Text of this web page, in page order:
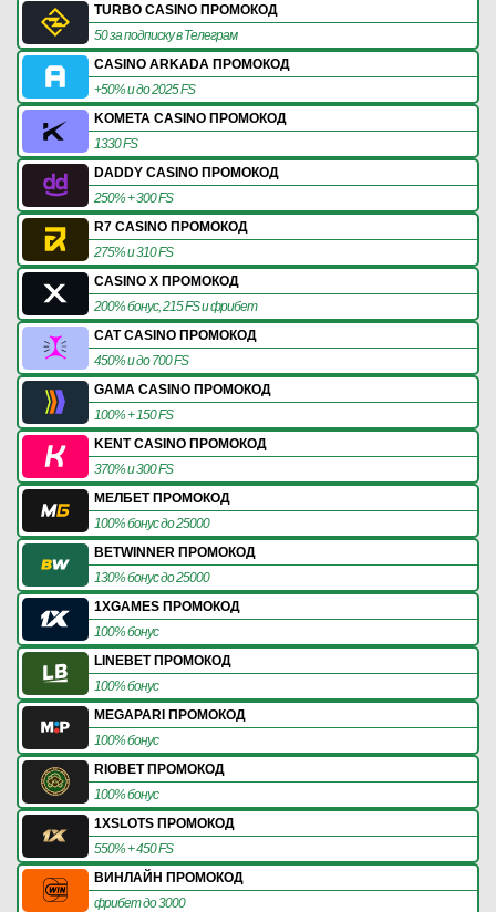
TURBO CASINO ПРОМОКОД
50 за подписку в Телеграм
CASINO ARKADA ПРОМОКОД
+50% и до 2025 FS
KOMETA CASINO ПРОМОКОД
1330 FS
DADDY CASINO ПРОМОКОД
250% + 300 FS
R7 CASINO ПРОМОКОД
275% и 310 FS
CASINO X ПРОМОКОД
200% бонус, 215 FS и фрибет
CAT CASINO ПРОМОКОД
450% и до 700 FS
GAMA CASINO ПРОМОКОД
100% + 150 FS
KENT CASINO ПРОМОКОД
370% и 300 FS
МЕЛБЕТ ПРОМОКОД
100% бонус до 25000
BETWINNER ПРОМОКОД
130% бонус до 25000
1XGAMES ПРОМОКОД
100% бонус
LINEBET ПРОМОКОД
100% бонус
MEGAPARI ПРОМОКОД
100% бонус
RIOBET ПРОМОКОД
100% бонус
1XSLOTS ПРОМОКОД
550% + 450 FS
ВИНЛАЙН ПРОМОКОД
фрибет до 3000